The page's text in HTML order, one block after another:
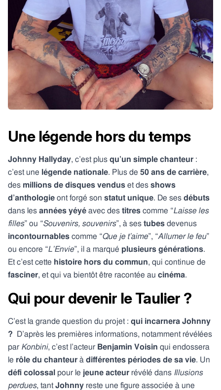
Une légende hors du temps
Johnny Hallyday, c’est plus qu’un simple chanteur :
c’est une légende nationale. Plus de 50 ans de carrière,
des millions de disques vendus et des shows
d’anthologie ont forgé son statut unique. De ses débuts
dans les années yéyé avec des titres comme “Laisse les
filles” ou “Souvenirs, souvenirs”, à ses tubes devenus
incontournables comme “Que je t’aime”, “Allumer le feu”
ou encore “L’Envie”, il a marqué plusieurs générations.
Et c’est cette histoire hors du commun, qui continue de
fasciner, et qui va bientôt être racontée au cinéma.
Qui pour devenir le Taulier ?
C’est la grande question du projet : qui incarnera Johnny
? D’après les premières informations, notamment révélées
par Konbini, c’est l’acteur Benjamin Voisin qui endossera
le rôle du chanteur à différentes périodes de sa vie. Un
défi colossal pour le jeune acteur révélé dans Illusions
perdues, tant Johnny reste une figure associée à une